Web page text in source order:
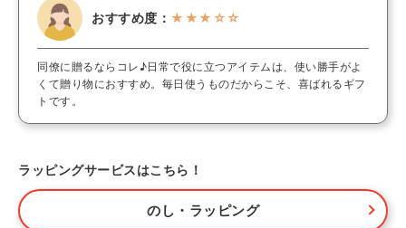
おすすめ度： ★★★☆☆
同僚に贈るならコレ♪日常で役に立つアイテムは、使い勝手がよ
くて贈り物におすすめ。毎日使うものだからこそ、喜ばれるギフ
トです。
ラッピングサービスはこちら！
のし・ラッピング